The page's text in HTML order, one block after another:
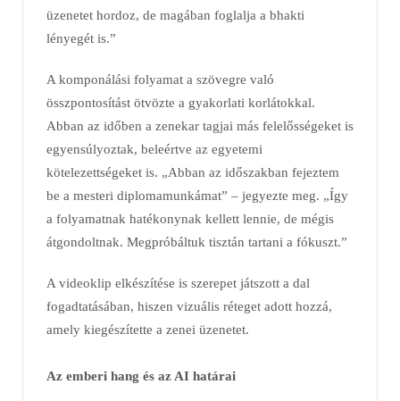
üzenetet hordoz, de magában foglalja a bhakti
lényegét is.”
A komponálási folyamat a szövegre való
összpontosítást ötvözte a gyakorlati korlátokkal.
Abban az időben a zenekar tagjai más felelősségeket is
egyensúlyoztak, beleértve az egyetemi
kötelezettségeket is. „Abban az időszakban fejeztem
be a mesteri diplomamunkámat” – jegyezte meg. „Így
a folyamatnak hatékonynak kellett lennie, de mégis
átgondoltnak. Megpróbáltuk tisztán tartani a fókuszt.”
A videoklip elkészítése is szerepet játszott a dal
fogadtatásában, hiszen vizuális réteget adott hozzá,
amely kiegészítette a zenei üzenetet.
Az emberi hang és az AI határai